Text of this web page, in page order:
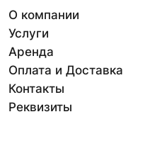
О компании
Услуги
Аренда
Оплата и Доставка
Контакты
Реквизиты